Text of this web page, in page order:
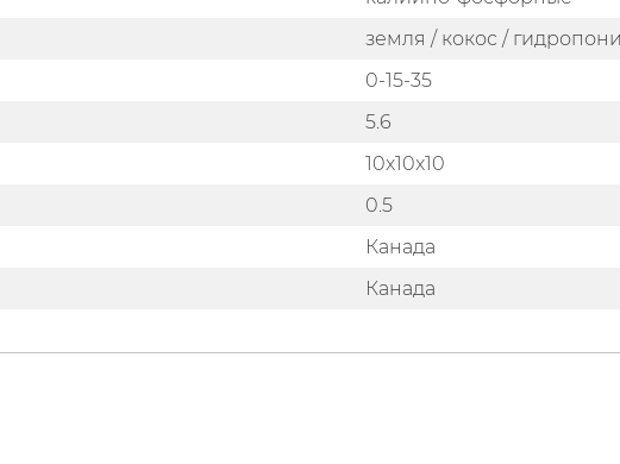
земля / кокос /
0-15-35
5.6
10x10x10
0.5
Канада
Канада